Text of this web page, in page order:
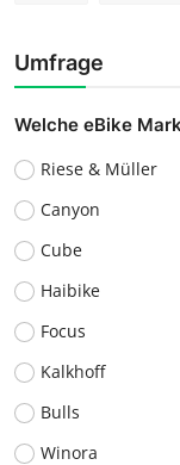
Umfrage
Welche eBike
Riese & Müller
Canyon
Cube
Haibike
Focus
Kalkhoff
Bulls
Winora